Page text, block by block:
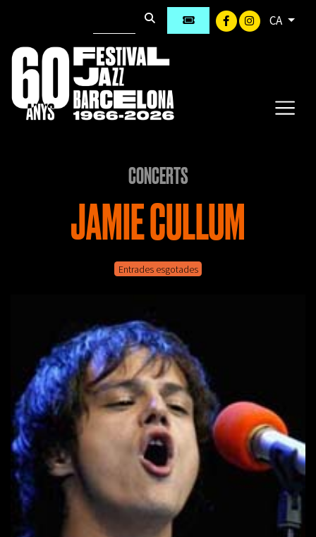
CA
CONCERTS
JAMIE CULLUM
Entrades esgotades